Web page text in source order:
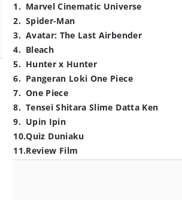
1. Marvel Cinematic Universe
2. Spider-Man
3. Avatar: The Last Airbender
4. Bleach
5. Hunter x Hunter
6. Pangeran Loki One Piece
7. One Piece
8. Tensei Shitara Slime Datta Ken
9. Upin Ipin
10.Quiz Duniaku
11.Review Film